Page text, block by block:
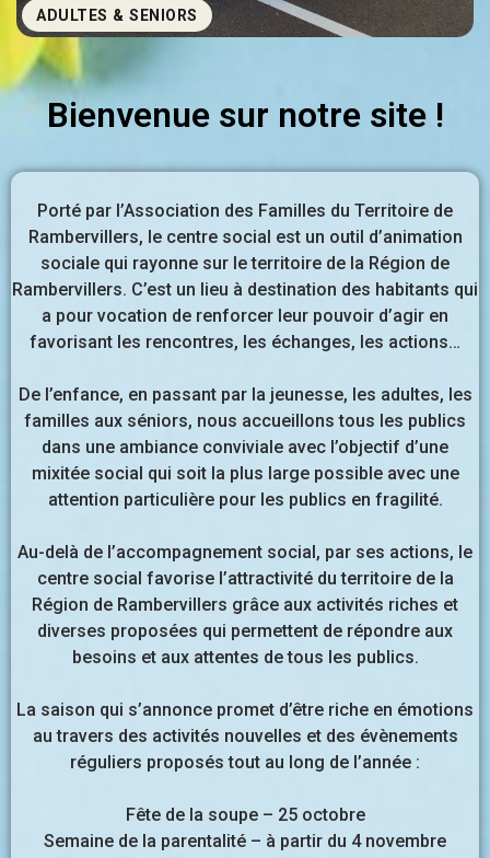
ADULTES & SENIORS
Bienvenue sur notre site !
Porté par l’Association des Familles du Territoire de
Rambervillers, le centre social est un outil d’animation
sociale qui rayonne sur le territoire de la Région de
Rambervillers. C’est un lieu à destination des habitants qui
a pour vocation de renforcer leur pouvoir d’agir en
favorisant les rencontres, les échanges, les actions…
De l’enfance, en passant par la jeunesse, les adultes, les
familles aux séniors, nous accueillons tous les publics
dans une ambiance conviviale avec l’objectif d’une
mixitée social qui soit la plus large possible avec une
attention particulière pour les publics en fragilité.
Au-delà de l’accompagnement social, par ses actions, le
centre social favorise l’attractivité du territoire de la
Région de Rambervillers grâce aux activités riches et
diverses proposées qui permettent de répondre aux
besoins et aux attentes de tous les publics.
La saison qui s’annonce promet d’être riche en émotions
au travers des activités nouvelles et des évènements
réguliers proposés tout au long de l’année :
Fête de la soupe – 25 octobre
Semaine de la parentalité – à partir du 4 novembre